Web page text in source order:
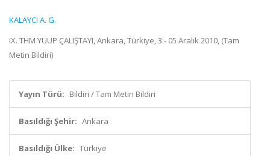
KALAYCI A. G.
IX. THM YUUP ÇALIŞTAYI, Ankara, Türkiye, 3 - 05 Aralık 2010, (Tam
Metin Bildiri)
Yayın Türü: Bildiri / Tam Metin Bildiri
Basıldığı Şehir: Ankara
Basıldığı Ülke: Türkiye